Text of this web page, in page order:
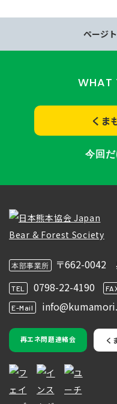
ページ
WHAT
くま
今回
本部事業所 〒662-0042
TEL 0798-22-4190
E-Mail
再エネ問題連絡会 く